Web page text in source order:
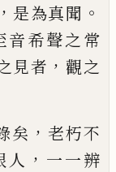
， 是為真聞 。
音希聲之常
見者 ， 觀之
矣 ， 老朽不
人 ， 一一辨